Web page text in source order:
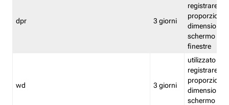
dpr 3 giorni
registrare le
proporzioni
dimensioni
schermo e
finestre
wd 3 giorni
utilizzato per
registrare le
proporzioni
dimensioni
schermo e